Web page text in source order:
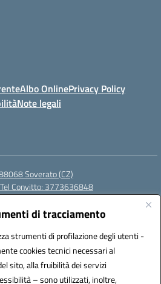
di tracciamento
strumenti di profilazione degli utenti -
cookies tecnici necessari al
sito, alla fruibilità dei servizi
– sono utilizzati, inoltre,
Albo OnlinePrivacy Policy
Note legali
Soverato (CZ)
Convitto: 3773636848
czrh04000q@pec.istruzione.it
(IPA): istsc_czrh04000q
UF9M13